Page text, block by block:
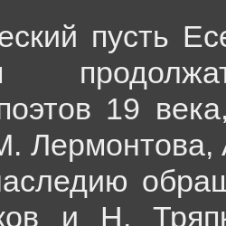
пусть
19
Лермонтова,
и Н.